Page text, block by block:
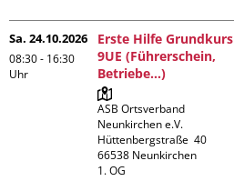
Sa. 24.10.2026
08:30 - 16:30
Uhr
Erste Hilfe Grundkurs
9UE (Führerschein,
Betriebe...)
ASB Ortsverband
Neunkirchen e.V.
Hüttenbergstraße  40
66538 Neunkirchen
1. OG